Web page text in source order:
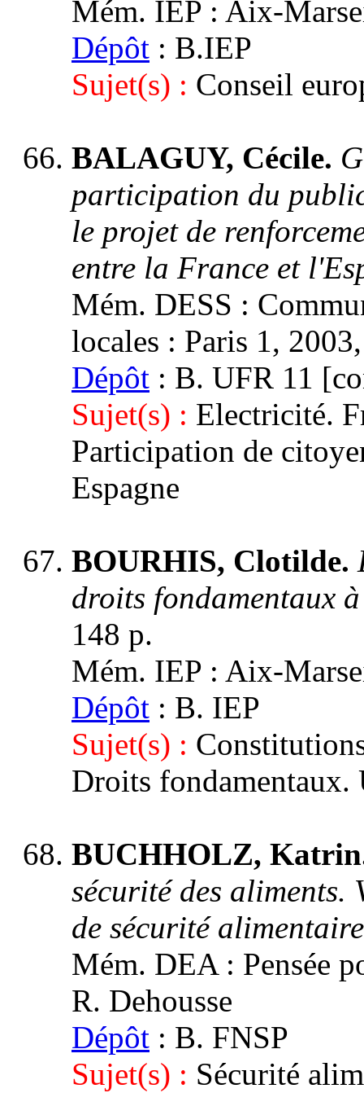
Mém. IEP : Aix-
Dépôt : B.IEP
Sujet(s) : Conseil
BALAGUY, Cécile.
participation du
le projet de
entre la France et
Mém. DESS :
locales : Paris 1,
Dépôt : B. UFR 11
Sujet(s) : Electricité.
Participation de
Espagne
BOURHIS, Clotilde.
droits fondamentaux
148 p.
Mém. IEP : Aix-
Dépôt : B. IEP
Sujet(s) :
Droits fondamentaux.
BUCHHOLZ,
sécurité des aliments.
de sécurité
Mém. DEA : Pensée
R. Dehousse
Dépôt : B. FNSP
Sujet(s) : Sécurité